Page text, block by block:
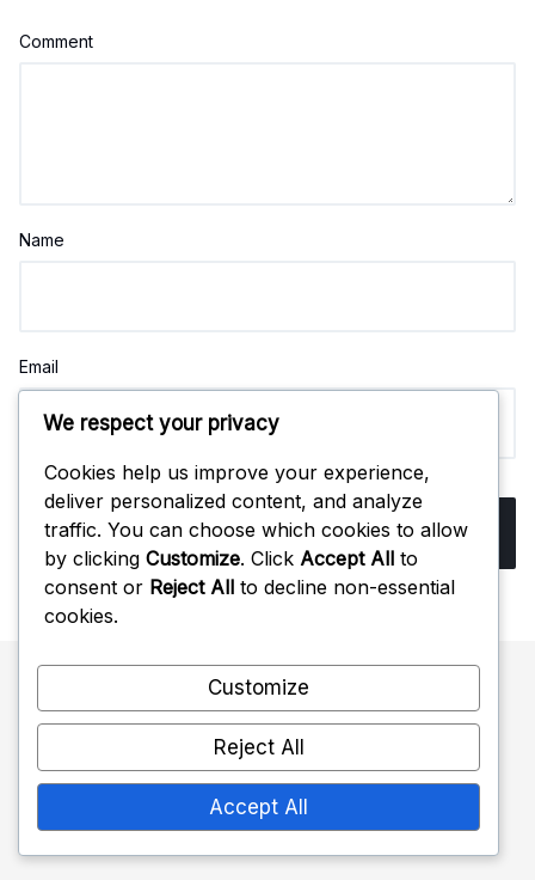
Comment
Name
Email
カテゴリ
バレーボールのディフェンシブフォーメーション
We respect your privacy
Cookies help us improve your experience,
deliver personalized content, and analyze
traffic. You can choose which cookies to allow
by clicking Customize. Click Accept All to
consent or Reject All to decline non-essential
cookies.
Customize
Reject All
Accept All